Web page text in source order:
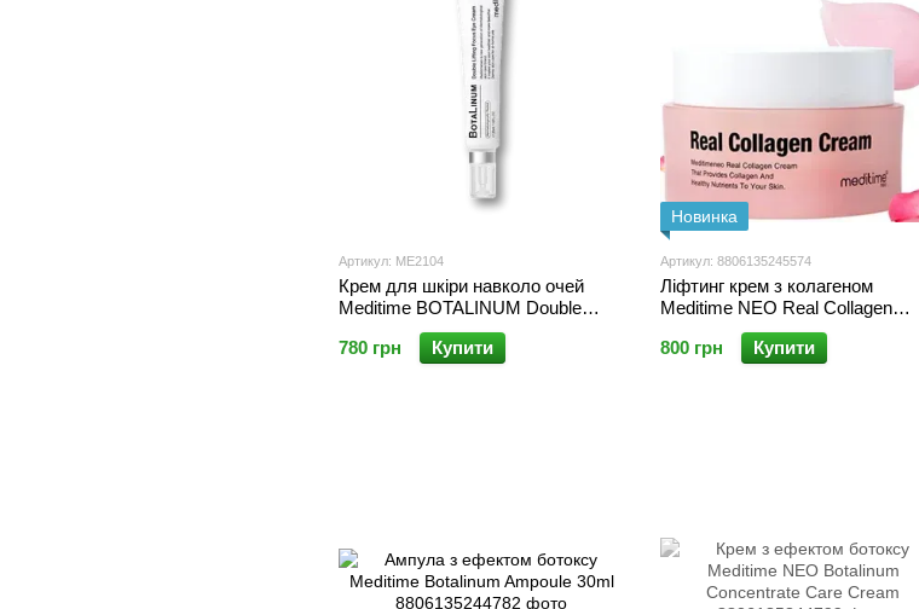
Артикул: ME2104
Крем для шкіри навколо очей
Meditime BOTALINUM Double
Lifting Focus Eye Cream, 30 мл
780 грн
Купити
Новинка
Артикул: 8806135245574
Ліфтинг крем з колагеном
Meditime NEO Real Collagen
Cream 50ml
800 грн
Купити